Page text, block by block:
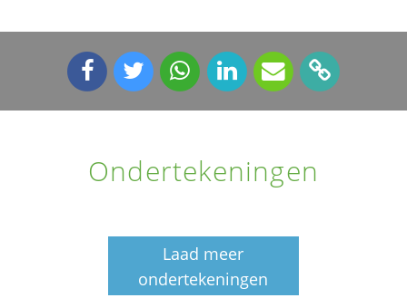
Ondertekeningen
Laad meer
ondertekeningen